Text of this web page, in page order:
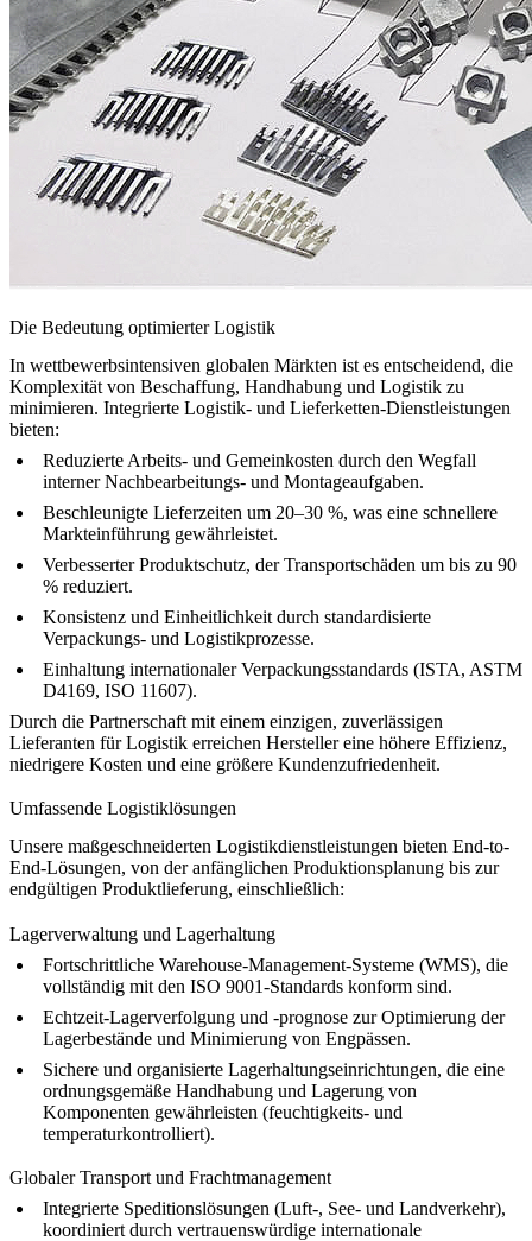
Die Bedeutung optimierter Logistik
In wettbewerbsintensiven globalen Märkten ist es entscheidend, die
Komplexität von Beschaffung, Handhabung und Logistik zu
minimieren. Integrierte Logistik- und Lieferketten-Dienstleistungen
bieten:
Reduzierte Arbeits- und Gemeinkosten durch den Wegfall
internerNachbearbeitungs- und Montageaufgaben.
Beschleunigte Lieferzeiten um 20–30 %, was eine schnellere
Markteinführung gewährleistet.
Verbesserter Produktschutz, der Transportschäden um bis zu 90
% reduziert.
Konsistenz und Einheitlichkeit durch standardisierte
Verpackungs- und Logistikprozesse.
Einhaltung internationaler Verpackungsstandards (ISTA, ASTM
D4169, ISO 11607).
Durch die Partnerschaft mit einem einzigen, zuverlässigen
Lieferanten für Logistik erreichen Hersteller eine höhere Effizienz,
niedrigere Kosten und eine größere Kundenzufriedenheit.
Umfassende Logistiklösungen
Unsere maßgeschneiderten Logistikdienstleistungen bieten End-to-
End-Lösungen, von der anfänglichen Produktionsplanung bis zur
endgültigen Produktlieferung, einschließlich:
Lagerverwaltung und Lagerhaltung
Fortschrittliche Warehouse-Management-Systeme (WMS), die
vollständig mit den ISO 9001-Standards konform sind.
Echtzeit-Lagerverfolgung und -prognose zur Optimierung der
Lagerbestände und Minimierung von Engpässen.
Sichere und organisierte Lagerhaltungseinrichtungen, die eine
ordnungsgemäße Handhabung und Lagerung von
Komponenten gewährleisten (feuchtigkeits- und
temperaturkontrolliert).
Globaler Transport und Frachtmanagement
Integrierte Speditionslösungen (Luft-, See- und Landverkehr),
koordiniert durch vertrauenswürdige internationale